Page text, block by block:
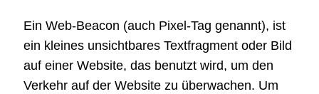
Ein Web-Beacon (auch Pixel-Tag genannt), ist
ein kleines unsichtbares Textfragment oder Bild
auf einer Website, das benutzt wird, um den
Verkehr auf der Website zu überwachen. Um